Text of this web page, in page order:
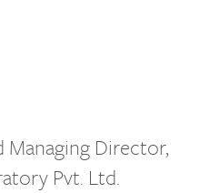
Director,
Pvt. Ltd.